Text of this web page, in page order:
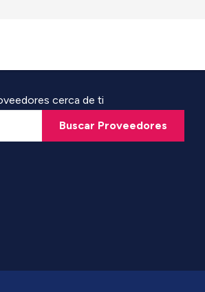
cerca de ti
Buscar Proveedores